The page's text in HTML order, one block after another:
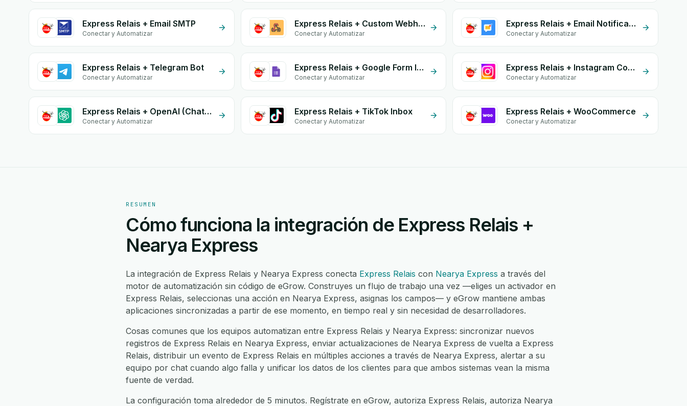
Express Relais + Email SMTP
Conectar y Automatizar
Express Relais + Custom Webhook
Conectar y Automatizar
Express Relais + Email Notifications by eGrow
Conectar y Automatizar
Express Relais + Telegram Bot
Conectar y Automatizar
Express Relais + Google Form Integration
Conectar y Automatizar
Express Relais + Instagram Comment
Conectar y Automatizar
Express Relais + OpenAI (ChatGPT)
Conectar y Automatizar
Express Relais + TikTok Inbox
Conectar y Automatizar
Express Relais + WooCommerce
Conectar y Automatizar
RESUMEN
Cómo funciona la integración de Express Relais +
Nearya Express
La integración de Express Relais y Nearya Express conecta Express Relais con Nearya Express a través del
motor de automatización sin código de eGrow. Construyes un flujo de trabajo una vez —eliges un activador en
Express Relais, seleccionas una acción en Nearya Express, asignas los campos— y eGrow mantiene ambas
aplicaciones sincronizadas a partir de ese momento, en tiempo real y sin necesidad de desarrolladores.
Cosas comunes que los equipos automatizan entre Express Relais y Nearya Express: sincronizar nuevos
registros de Express Relais en Nearya Express, enviar actualizaciones de Nearya Express de vuelta a Express
Relais, distribuir un evento de Express Relais en múltiples acciones a través de Nearya Express, alertar a su
equipo por chat cuando algo falla y unificar los datos de los clientes para que ambos sistemas vean la misma
fuente de verdad.
La configuración toma alrededor de 5 minutos. Regístrate en eGrow, autoriza Express Relais, autoriza Nearya